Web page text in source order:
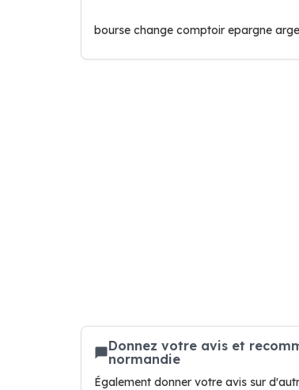
bourse change comptoir epargne
Donnez votre avis et
normandie
Également donner votre avis sur